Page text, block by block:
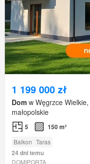
1 199 000 zł
Dom w Węgrzce
małopolskie
5 150 m²
Balkon Taras
24 dni temu
DOMIPORTA